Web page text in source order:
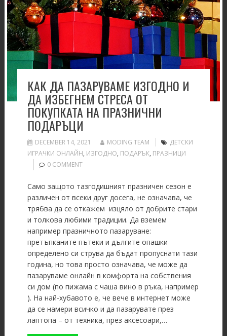
КАК ДА ПАЗАРУВАМЕ ИЗГОДНО И
ДА ИЗБЕГНЕМ СТРЕСА ОТ
ПОКУПКАТА НА ПРАЗНИЧНИ
ПОДАРЪЦИ
DECEMBER 14, 2021 MODING TEAM
ДЕТСКИ
ИГРАЧКИ ОНЛАЙН, ИЗГОДНО, ПОДАРЪК, ПРАЗНИЦИ
0 COMMENT
Само защото тазгодишният празничен сезон е
различен от всеки друг досега, не означава, че
трябва да се откажем изцяло от добрите стари
и толкова любими традиции. Да вземем
например празничното пазаруване:
претъпканите пътеки и дългите опашки
определено си струва да бъдат пропуснати тази
година, но това просто означава, че може да
пазаруваме онлайн в комфорта на собствения
си дом (по пижама с чаша вино в ръка, например
). На най-хубавото е, че вече в интернет може
да се намери всичко и да пазарувате през
лаптопа – от техника, през аксесоари,…